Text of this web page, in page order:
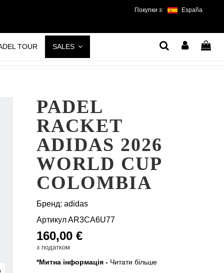
Покупки з: España
TOUR SALES
PADEL
RACKET
ADIDAS 2026
WORLD CUP
COLOMBIA
Бренд: adidas
АртикулAR3CA6U77
160,00 €
з податком
*Митна інформація - Читати більше